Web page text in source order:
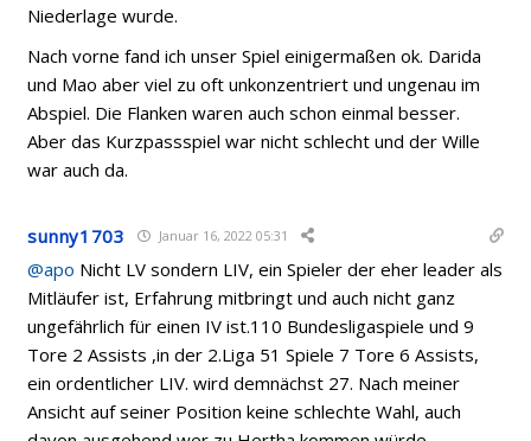
Niederlage wurde.
Nach vorne fand ich unser Spiel einigermaßen ok. Darida
und Mao aber viel zu oft unkonzentriert und ungenau im
Abspiel. Die Flanken waren auch schon einmal besser.
Aber das Kurzpassspiel war nicht schlecht und der Wille
war auch da.
sunny1703 Januar 16, 2022 05:31
@apo Nicht LV sondern LIV, ein Spieler der eher leader als
Mitläufer ist, Erfahrung mitbringt und auch nicht ganz
ungefährlich für einen IV ist.110 Bundesligaspiele und 9
Tore 2 Assists ,in der 2.Liga 51 Spiele 7 Tore 6 Assists,
ein ordentlicher LIV. wird demnächst 27. Nach meiner
Ansicht auf seiner Position keine schlechte Wahl, auch